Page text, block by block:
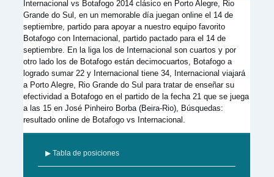
Internacional vs Botafogo 2014 clásico en Porto Alegre, Rio
Grande do Sul, en un memorable día juegan online el 14 de
septiembre, partido para apoyar a nuestro equipo favorito
Botafogo con Internacional, partido pactado para el 14 de
septiembre. En la liga los de Internacional son cuartos y por
otro lado los de Botafogo están decimocuartos, Botafogo a
logrado sumar 22 y Internacional tiene 34, Internacional viajará
a Porto Alegre, Rio Grande do Sul para tratar de enseñar su
efectividad a Botafogo en el partido de la fecha 21 que se juega
a las 15 en José Pinheiro Borba (Beira-Rio), Búsquedas:
resultado online de Botafogo vs Internacional.
▶ Tabla de posiciones